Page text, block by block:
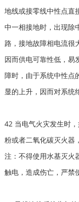
地线或接零线中性点直
中一相接地时，出现除
路，接地故障相电流很
因而供电可靠性低，易
障时，由于系统中性点
显的上升，因而对系统
42 当电气火灾发生时
粉或者二氧化碳灭火器
注：不得使用水基灭火
触电，造成伤亡，严禁